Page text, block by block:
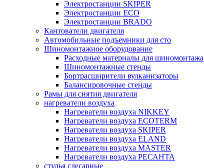
Электростанции SKIPER
Электростанции ECO
Электростанции BRADO
Кантователи двигателя
Автомобильные подъемники для сто
Шиномонтажное оборудование
Расходные материалы для шиномонтажа
Шиномонтажные стенды
Бортрасширители вулканизаторы
Балансировочные стенды
Рамы для снятия двигателя
нагреватели воздуха
Нагреватели воздуха NIKKEY
Нагреватели воздуха ECOTERM
Нагреватели воздуха SKIPER
Нагреватели воздуха ELAND
Нагреватели воздуха MASTER
Нагреватели воздуха РЕСАНТА
стулья слесарные